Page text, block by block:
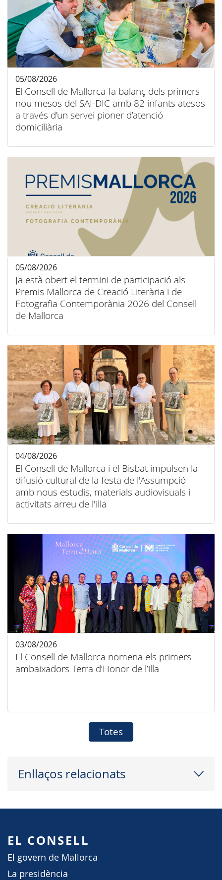
El Consell de Mallorca fa balanç dels primers
nou mesos del SAI-DIC amb 82 infants atesos
a través d’un servei pioner d’atenció
domiciliària
05/08/2026
Ja està obert el termini de participació als
Premis Mallorca de Creació Literària i de
Fotografia Contemporània 2026 del Consell
de Mallorca
05/08/2026
El Consell de Mallorca i el Bisbat impulsen la
difusió cultural de la festa de l'Assumpció
amb nous estudis, materials audiovisuals i
activitats arreu de l'illa
04/08/2026
El Consell de Mallorca nomena els primers
ambaixadors Terra d’Honor de l’illa
03/08/2026
Totes
Enllaços relacionats
EL CONSELL
El govern de Mallorca
La presidència